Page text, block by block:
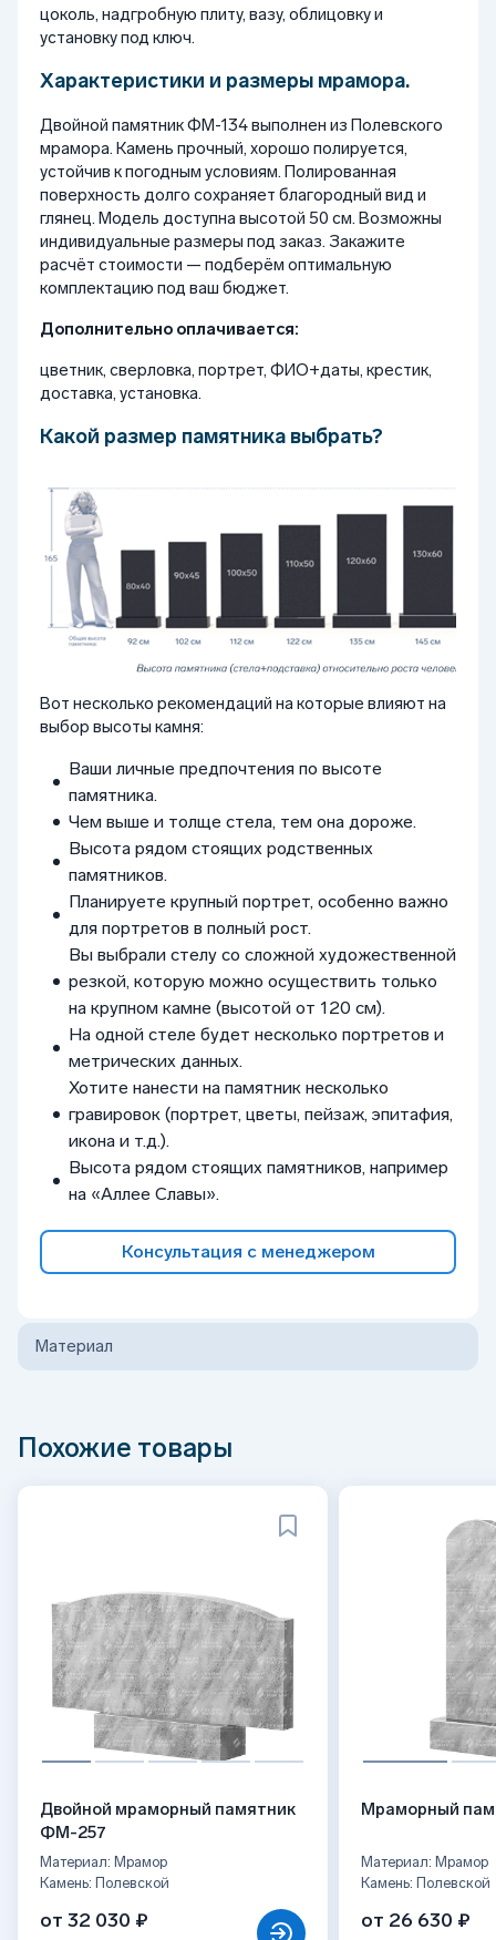
цоколь, надгробную плиту, вазу, облицовку и
установку под ключ.
Характеристики и размеры мрамора.
Двойной памятник ФМ-134 выполнен из Полевского
мрамора. Камень прочный, хорошо полируется,
устойчив к погодным условиям. Полированная
поверхность долго сохраняет благородный вид и
глянец. Модель доступна высотой 50 см. Возможны
индивидуальные размеры под заказ. Закажите
расчёт стоимости — подберём оптимальную
комплектацию под ваш бюджет.
Дополнительно оплачивается:
цветник, сверловка, портрет, ФИО+даты, крестик,
доставка, установка.
Какой размер памятника выбрать?
Вот несколько рекомендаций на которые влияют на
выбор высоты камня:
Ваши личные предпочтения по высоте
памятника.
Чем выше и толще стела, тем она дороже.
Высота рядом стоящих родственных
памятников.
Планируете крупный портрет, особенно важно
для портретов в полный рост.
Вы выбрали стелу со сложной художественной
резкой, которую можно осуществить только
на крупном камне (высотой от 120 см).
На одной стеле будет несколько портретов и
метрических данных.
Хотите нанести на памятник несколько
гравировок (портрет, цветы, пейзаж, эпитафия,
икона и т.д.).
Высота рядом стоящих памятников, например
на «Аллее Славы».
Консультация с менеджером
Материал
Похожие товары
Двойной мраморный памятник
ФМ-257
Материал: Мрамор
Камень: Полевской
от 32 030 ₽
Мраморный
Материал: Мрамор
Камень: Полевской
от 26 630 ₽